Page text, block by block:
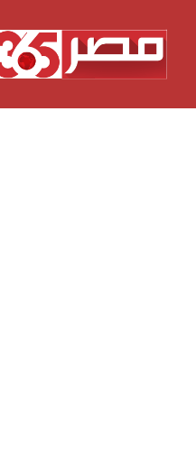
المحتوى